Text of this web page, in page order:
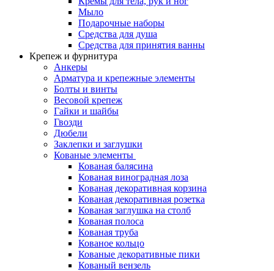
Мыло
Подарочные наборы
Средства для душа
Средства для принятия ванны
Крепеж и фурнитура
Анкеры
Арматура и крепежные элементы
Болты и винты
Весовой крепеж
Гайки и шайбы
Гвозди
Дюбели
Заклепки и заглушки
Кованые элементы
Кованая балясина
Кованая виноградная лоза
Кованая декоративная корзина
Кованая декоративная розетка
Кованая заглушка на столб
Кованая полоса
Кованая труба
Кованое кольцо
Кованые декоративные пики
Кованый вензель